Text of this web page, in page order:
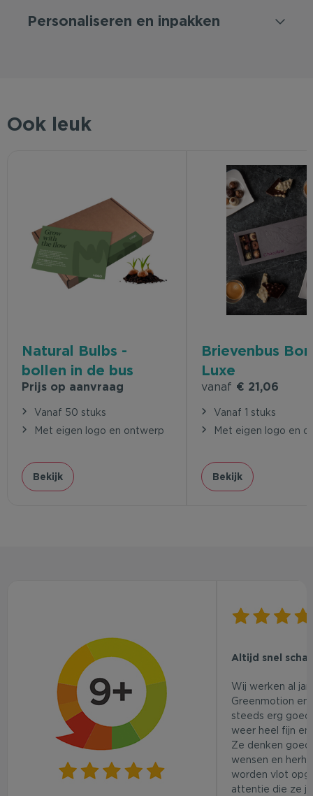
Personaliseren en inpakken
Ook leuk
Natural Bulbs -
bollen in de bus
Prijs op aanvraag
Vanaf 50 stuks
Met eigen logo en ontwerp
Bekijk
Brievenbus
Luxe
vanaf € 21,06
Vanaf 1 stuks
Met eigen logo en
Bekijk
Altijd snel
Wij werken al
Greenmotion en
steeds erg
weer heel fijn en
Ze denken
wensen en
worden vlot
attentie die ze